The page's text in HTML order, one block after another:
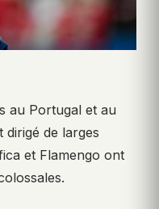
au Portugal et au
de larges
et Flamengo ont